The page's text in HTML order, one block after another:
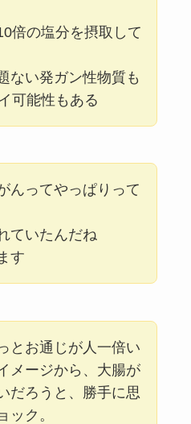
倍の塩分を摂取して
ない発ガン性物質も
可能性もある
んってやっぱりって
ていたんだね
す
とお通じが人一倍い
メージから、大腸が
だろうと、勝手に思
ック。